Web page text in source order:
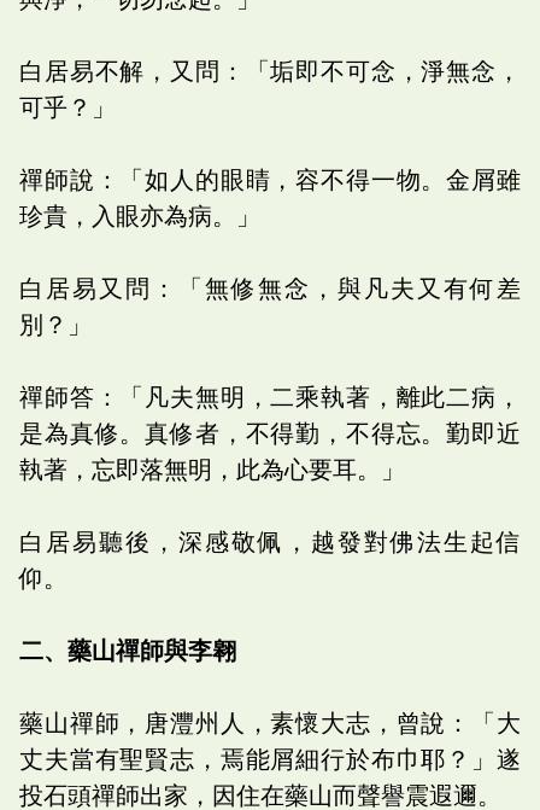
白居易不解，又問：「垢即不可念，淨無念，
可乎？」
禪師說：「如人的眼睛，容不得一物。金屑雖
珍貴，入眼亦為病。」
白居易又問：「無修無念，與凡夫又有何差
別？」
禪師答：「凡夫無明，二乘執著，離此二病，
是為真修。真修者，不得勤，不得忘。勤即近
執著，忘即落無明，此為心要耳。」
白居易聽後，深感敬佩，越發對佛法生起信
仰。
二、藥山禪師與李翱
藥山禪師，唐灃州人，素懷大志，曾說：「大
丈夫當有聖賢志，焉能屑細行於布巾耶？」遂
投石頭禪師出家，因住在藥山而聲譽震遐邇。